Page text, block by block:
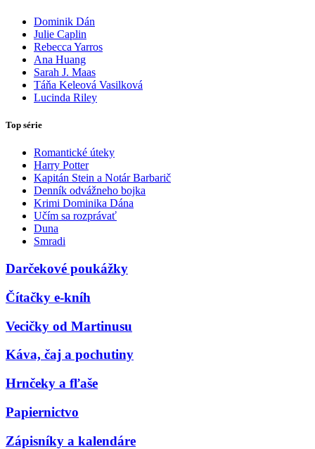
Dominik Dán
Julie Caplin
Rebecca Yarros
Ana Huang
Sarah J. Maas
Táňa Keleová Vasilková
Lucinda Riley
Top série
Romantické úteky
Harry Potter
Kapitán Stein a Notár Barbarič
Denník odvážneho bojka
Krimi Dominika Dána
Učím sa rozprávať
Duna
Smradi
Darčekové poukážky
Čítačky e-kníh
Vecičky od Martinusu
Káva, čaj a pochutiny
Hrnčeky a fľaše
Papiernictvo
Zápisníky a kalendáre